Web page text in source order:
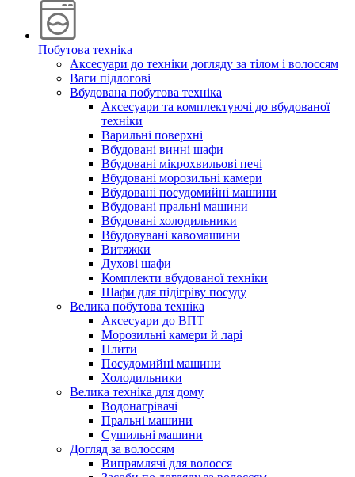
Побутова техніка
Аксесуари до техніки догляду за тілом і волоссям
Ваги підлогові
Вбудована побутова техніка
Аксесуари та комплектуючі до вбудованої
техніки
Варильні поверхні
Вбудовані винні шафи
Вбудовані мікрохвильові печі
Вбудовані морозильні камери
Вбудовані посудомийні машини
Вбудовані пральні машини
Вбудовані холодильники
Вбудовувані кавомашини
Витяжки
Духові шафи
Комплекти вбудованої техніки
Шафи для підігріву посуду
Велика побутова техніка
Аксесуари до ВПТ
Морозильні камери й ларі
Плити
Посудомийні машини
Холодильники
Велика техніка для дому
Водонагрівачі
Пральні машини
Сушильні машини
Догляд за волоссям
Випрямлячі для волосся